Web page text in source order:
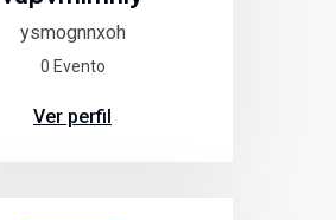
ysmognnxoh
0 Evento
Ver perfil